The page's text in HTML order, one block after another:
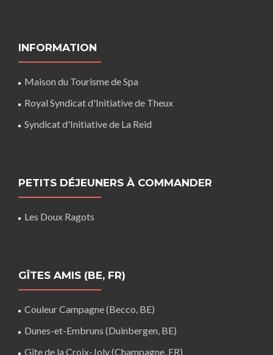
INFORMATION
Maison du Tourisme de Spa
Royal Syndicat d'Initiative de Theux
Syndicat d'Initiative de La Reid
PETITS DÉJEUNERS À COMMANDER
Les Doux Ragots
GÎTES AMIS (BE, FR)
Couleur Campagne (Becco, BE)
Dunes-et-Embruns (Duinbergen, BE)
Gîte de la Croix-Joly (Champagne, FR)